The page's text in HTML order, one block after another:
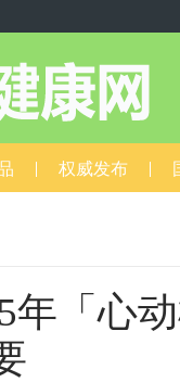
权威发布
年「心